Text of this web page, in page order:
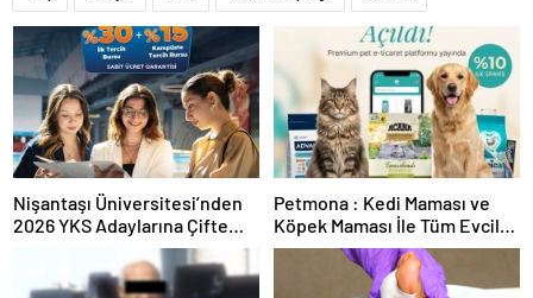
Nişantaşı Üniversitesi’nden
2026 YKS Adaylarına Çifte
Güvence: Sabit Ücret ve
Kesintisiz Burs
Petmona : Kedi Maması ve
Köpek Maması İle Tüm Evcil
Hayvan Ürünleri